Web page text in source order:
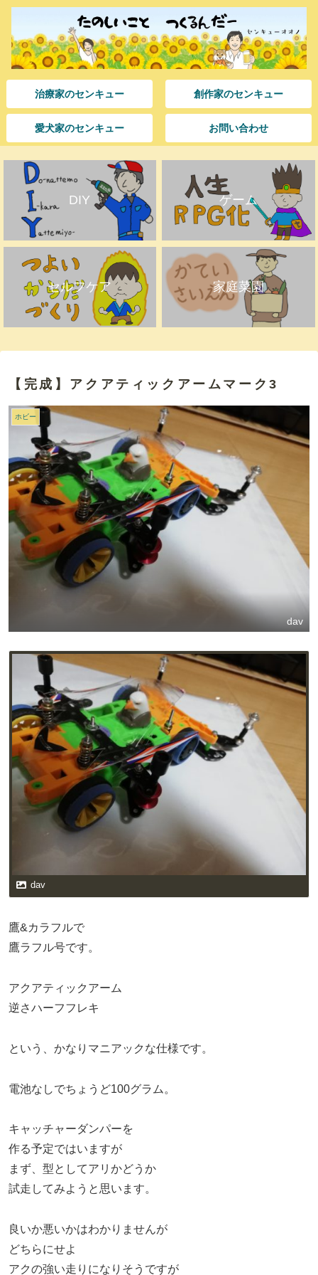
治療家のセンキュー 創作家のセンキュー
愛犬家のセンキュー お問い合わせ
DIY ゲーム
セルフケア 家庭菜園
【完成】アクアティックアームマーク3
ホビー
dav
dav
鷹&カラフルで
鷹ラフル号です。
アクアティックアーム
逆さハーフフレキ
という、かなりマニアックな仕様です。
電池なしでちょうど100グラム。
キャッチャーダンパーを
作る予定ではいますが
まず、型としてアリかどうか
試走してみようと思います。
良いか悪いかはわかりませんが
どちらにせよ
アクの強い走りになりそうですが